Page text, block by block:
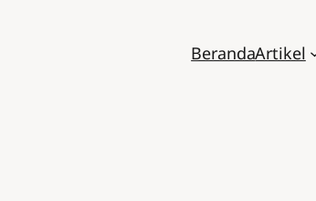
BerandaArtikel